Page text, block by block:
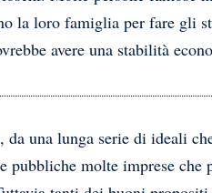
la loro famiglia per fare gli
avere una stabilità
una lunga serie di ideali
molte imprese che